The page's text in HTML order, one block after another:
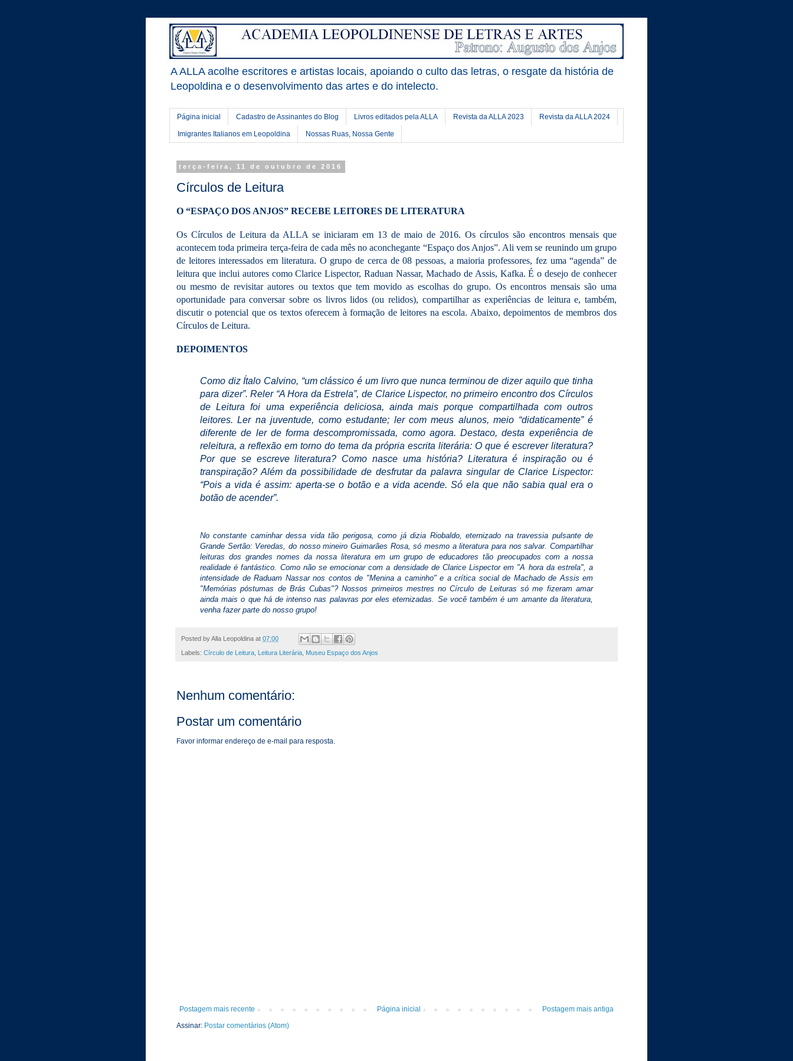
A ALLA acolhe escritores e artistas locais, apoiando o culto das letras, o resgate da história de
Leopoldina e o desenvolvimento das artes e do intelecto.
Página inicial Cadastro de Assinantes do Blog Livros editados pela ALLA Revista da ALLA 2023 Revista da ALLA 2024
Imigrantes Italianos em Leopoldina Nossas Ruas, Nossa Gente
terça-feira, 11 de outubro de 2016
Círculos de Leitura
O “ESPAÇO DOS ANJOS” RECEBE LEITORES DE LITERATURA
Os Círculos de Leitura da ALLA se iniciaram em 13 de maio de 2016. Os círculos são encontros mensais que
acontecem toda primeira terça-feira de cada mês no aconchegante “Espaço dos Anjos”. Ali vem se reunindo um grupo
de leitores interessados em literatura. O grupo de cerca de 08 pessoas, a maioria professores, fez uma “agenda” de
leitura que inclui autores como Clarice Lispector, Raduan Nassar, Machado de Assis, Kafka. É o desejo de conhecer
ou mesmo de revisitar autores ou textos que tem movido as escolhas do grupo. Os encontros mensais são uma
oportunidade para conversar sobre os livros lidos (ou relidos), compartilhar as experiências de leitura e, também,
discutir o potencial que os textos oferecem à formação de leitores na escola. Abaixo, depoimentos de membros dos
Círculos de Leitura.
DEPOIMENTOS
Como diz Ítalo Calvino, “um clássico é um livro que nunca terminou de dizer aquilo que tinha
para dizer”. Reler “A Hora da Estrela”, de Clarice Lispector, no primeiro encontro dos Círculos
de Leitura foi uma experiência deliciosa, ainda mais porque compartilhada com outros
leitores. Ler na juventude, como estudante; ler com meus alunos, meio “didaticamente” é
diferente de ler de forma descompromissada, como agora. Destaco, desta experiência de
releitura, a reflexão em torno do tema da própria escrita literária: O que é escrever literatura?
Por que se escreve literatura? Como nasce uma história? Literatura é inspiração ou é
transpiração? Além da possibilidade de desfrutar da palavra singular de Clarice Lispector:
“Pois a vida é assim: aperta-se o botão e a vida acende. Só ela que não sabia qual era o
botão de acender”.
No constante caminhar dessa vida tão perigosa, como já dizia Riobaldo, eternizado na travessia pulsante de
Grande Sertão: Veredas, do nosso mineiro Guimarães Rosa, só mesmo a literatura para nos salvar. Compartilhar
leituras dos grandes nomes da nossa literatura em um grupo de educadores tão preocupados com a nossa
realidade é fantástico. Como não se emocionar com a densidade de Clarice Lispector em "A hora da estrela", a
intensidade de Raduam Nassar nos contos de "Menina a caminho" e a crítica social de Machado de Assis em
"Memórias póstumas de Brás Cubas"? Nossos primeiros mestres no Círculo de Leituras só me fizeram amar
ainda mais o que há de intenso nas palavras por eles eternizadas. Se você também é um amante da literatura,
venha fazer parte do nosso grupo!
Posted byAlla Leopoldina at 07:00
Labels: Círculo de Leitura Leitura Literária Museu Espaço dos Anjos
Nenhum comentário:
Postar um comentário
Favor informar endereço de e-mail para resposta.
Postagem mais recente Postagem mais antiga
Página inicial
Assinar: Postar comentários (Atom)